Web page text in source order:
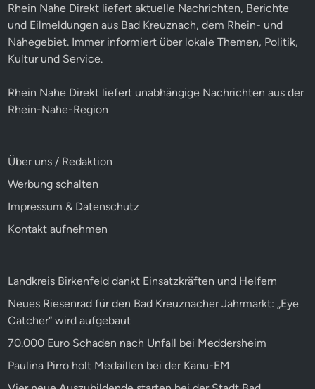
Rhein Nahe Direkt liefert aktuelle Nachrichten, Berichte
und Eilmeldungen aus Bad Kreuznach, dem Rhein- und
Nahegebiet. Immer informiert über lokale Themen, Politik,
Kultur und Service.
Rhein Nahe Direkt liefert unabhängige Nachrichten aus der
Rhein-Nahe-Region
Über uns / Redaktion
Werbung schalten
Impressum & Datenschutz
Kontakt aufnehmen
Landkreis Birkenfeld dankt Einsatzkräften und Helfern
Neues Riesenrad für den Bad Kreuznacher Jahrmarkt: „Eye
Catcher“ wird aufgebaut
70.000 Euro Schaden nach Unfall bei Meddersheim
Paulina Pirro holt Medaillen bei der Kanu-EM